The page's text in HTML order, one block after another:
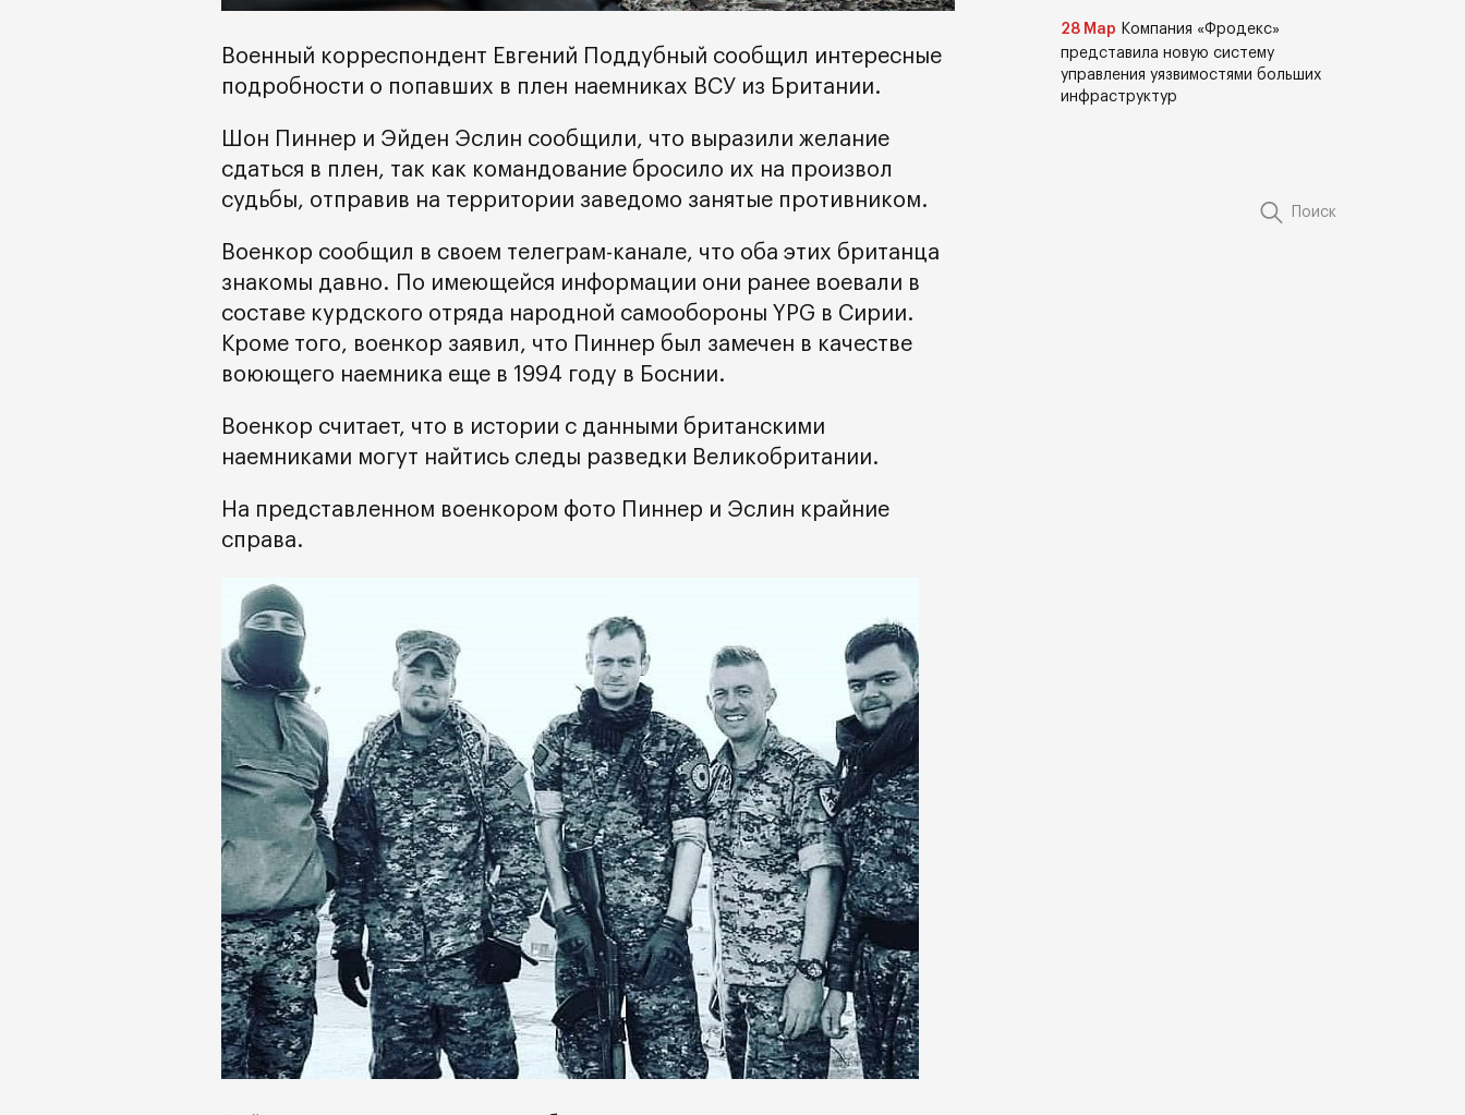
Военный корреспондент Евгений Поддубный сообщил интересные
подробности о попавших в плен наемниках ВСУ из Британии.
Шон Пиннер и Эйден Эслин сообщили, что выразили желание
сдаться в плен, так как командование бросило их на произвол
судьбы, отправив на территории заведомо занятые противником.
Военкор сообщил в своем телеграм-канале, что оба этих британца
знакомы давно. По имеющейся информации они ранее воевали в
составе курдского отряда народной самообороны YPG в Сирии.
Кроме того, военкор заявил, что Пиннер был замечен в качестве
воюющего наемника еще в 1994 году в Боснии.
Военкор считает, что в истории с данными британскими
наемниками могут найтись следы разведки Великобритании.
На представленном военкором фото Пиннер и Эслин крайние
справа.
28 Мар Компания «Фродекс»
представила новую систему
управления уязвимостями больших
инфраструктур
Поиск